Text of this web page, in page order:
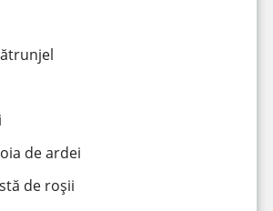
de ardei
de roşii